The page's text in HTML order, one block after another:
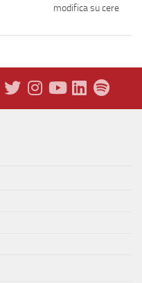
modifica su cerebro?